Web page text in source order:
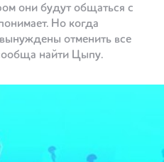
они будут общаться с
Но когда
отменить все
найти Цыпу.